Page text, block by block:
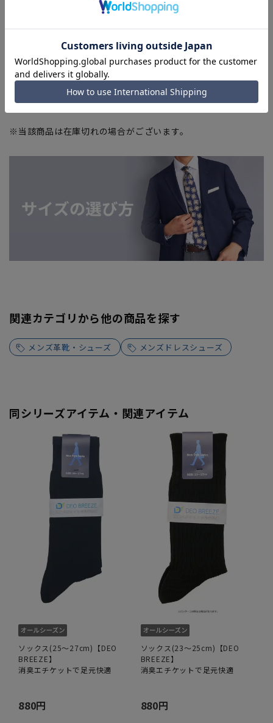
※当該商品は在庫切れの場合がございます。
関連カテゴリから他の商品を探す
メンズ革靴・シューズ メンズドレスシューズ
同シリーズアイテム・関連アイテム
ソックス(25～27cm)【DEO
BREEZE】
消臭エチケットで足元快適
880円
ソックス(23～25cm)【DEO
BREEZE】
消臭エチケットで足元快適
880円